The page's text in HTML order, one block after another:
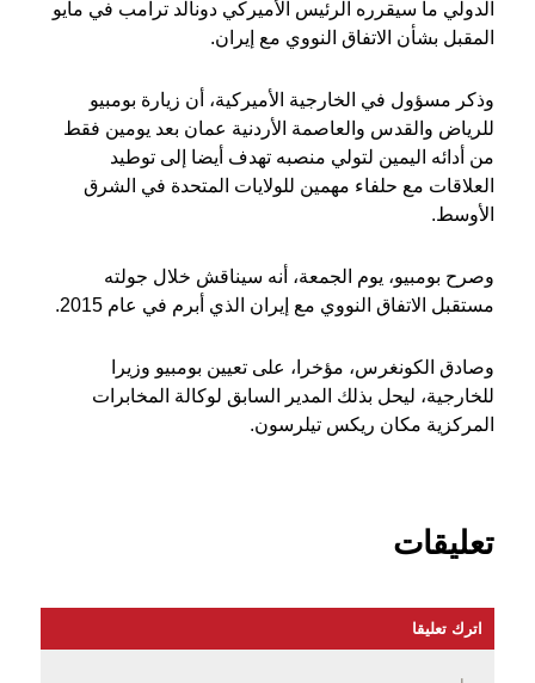
الدولي ما سيقرره الرئيس الأميركي دونالد ترامب في مايو
المقبل بشأن الاتفاق النووي مع إيران.
وذكر مسؤول في الخارجية الأميركية، أن زيارة بومبيو
للرياض والقدس والعاصمة الأردنية عمان بعد يومين فقط
من أدائه اليمين لتولي منصبه تهدف أيضا إلى توطيد
العلاقات مع حلفاء مهمين للولايات المتحدة في الشرق
الأوسط.
وصرح بومبيو، يوم الجمعة، أنه سيناقش خلال جولته
مستقبل الاتفاق النووي مع إيران الذي أبرم في عام 2015.
وصادق الكونغرس، مؤخرا، على تعيين بومبيو وزيرا
للخارجية، ليحل بذلك المدير السابق لوكالة المخابرات
المركزية مكان ريكس تيلرسون.
تعليقات
اترك تعليقا